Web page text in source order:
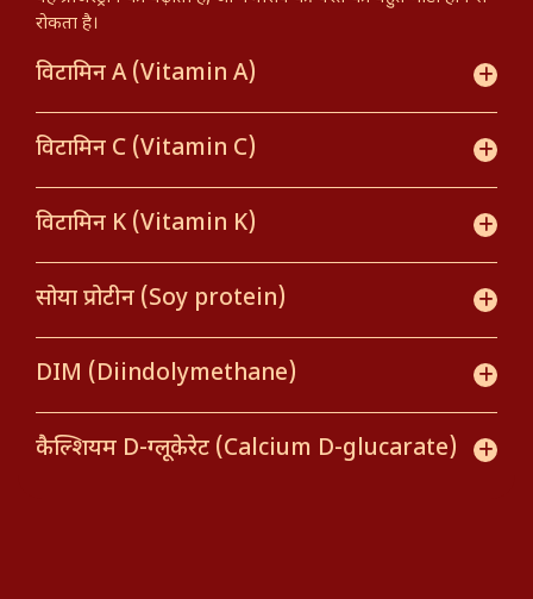
रोकता है।
विटामिन A (Vitamin A)
विटामिन C (Vitamin C)
विटामिन K (Vitamin K)
सोया प्रोटीन (Soy protein)
DIM (Diindolymethane)
कैल्शियम D-ग्लूकेरेट (Calcium D-glucarate)